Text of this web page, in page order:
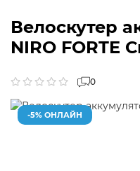
Велоскутер
NIRO FORTE
0
-5% ОНЛАЙН